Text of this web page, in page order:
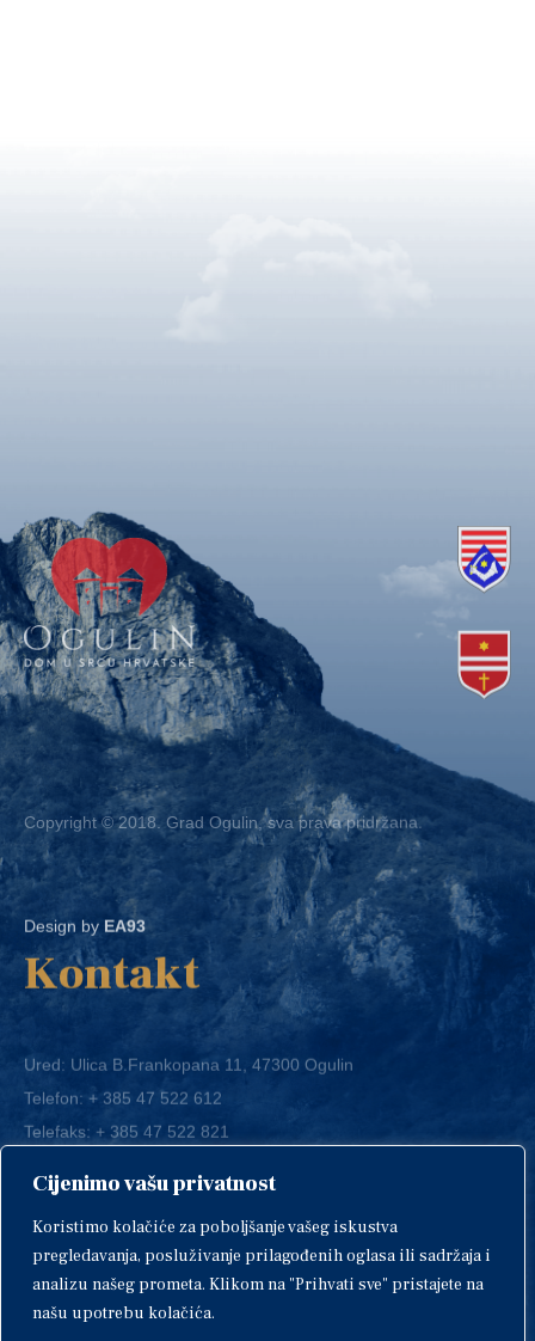
Cijenimo vašu privatnost
Koristimo kolačiće za poboljšanje vašeg iskustva
pregledavanja, posluživanje prilagođenih oglasa ili sadržaja i
analizu našeg prometa. Klikom na "Prihvati sve" pristajete na
našu upotrebu kolačića.
Copyright © 2018. Grad Ogulin, sva prava pridržana.
Design by EA93
Kontakt
Telefon:+ 385 47 522 612
Telefaks:+ 385 47 522 821
E-mail:grad-ogulin@ogulin.hr